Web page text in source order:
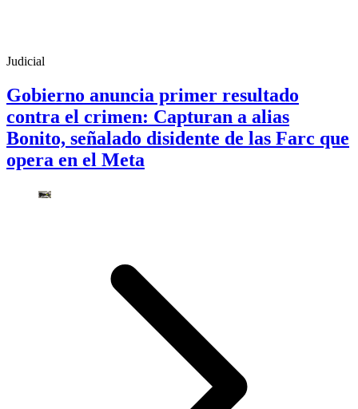
Judicial
Gobierno anuncia primer resultado
contra el crimen: Capturan a alias
Bonito, señalado disidente de las Farc que
opera en el Meta